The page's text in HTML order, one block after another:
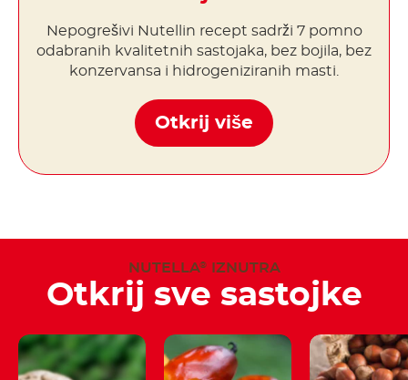
Nepogrešivi Nutellin recept sadrži 7 pomno
odabranih kvalitetnih sastojaka, bez bojila, bez
konzervansa i hidrogeniziranih masti.
Otkrij više
NUTELLA® IZNUTRA
Otkrij sve sastojke